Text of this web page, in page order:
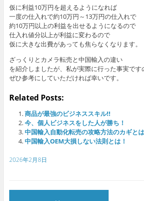
仮に利益10万円を超えるようになれば
一度の仕入れで約10万円～13万円の仕入れで
約10万円以上の利益を出せるようになるので
仕入れ値分以上が利益に変わるので
仮に大きな出費があっても焦らなくなります。
ざっくりとカメラ転売と中国輸入の違い
を紹介しましたが、私が実際に行った事実です
ぜひ参考にしていただければ幸いです。
Related Posts:
商品が最強のビジネススキル!!
今、個人ビジネスをした人が勝ち！
中国輸入自動化転売の攻略方法のカギと
中国輸入OEM大損しない法則とは！
2026年2月8日